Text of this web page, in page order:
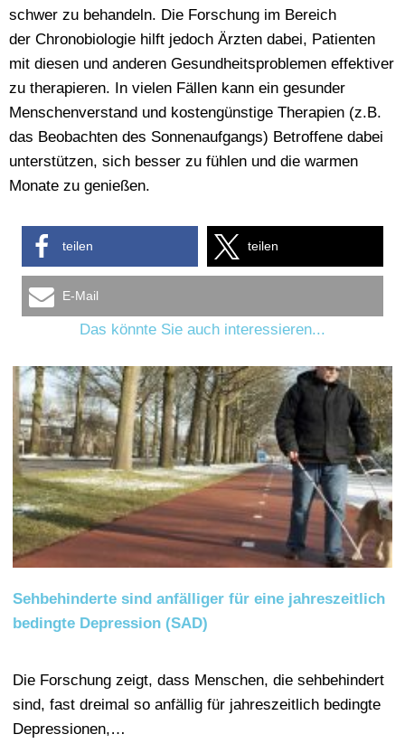
schwer zu behandeln. Die Forschung im Bereich
der Chronobiologie hilft jedoch Ärzten dabei, Patienten
mit diesen und anderen Gesundheitsproblemen effektiver
zu therapieren. In vielen Fällen kann ein gesunder
Menschenverstand und kostengünstige Therapien (z.B.
das Beobachten des Sonnenaufgangs) Betroffene dabei
unterstützen, sich besser zu fühlen und die warmen
Monate zu genießen.
teilen teilen
E-Mail
Das könnte Sie auch interessieren...
Sehbehinderte sind anfälliger für eine jahreszeitlich
bedingte Depression (SAD)
Die Forschung zeigt, dass Menschen, die sehbehindert
sind, fast dreimal so anfällig für jahreszeitlich bedingte
Depressionen,…